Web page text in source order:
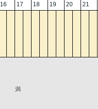
16 17 18 19 20 21
満